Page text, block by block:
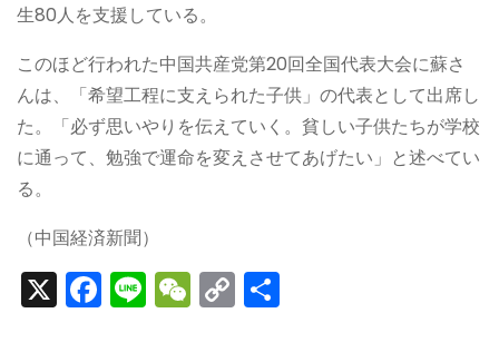
生80人を支援している。
このほど行われた中国共産党第20回全国代表大会に蘇さ
んは、「希望工程に支えられた子供」の代表として出席し
た。「必ず思いやりを伝えていく。貧しい子供たちが学校
に通って、勉強で運命を変えさせてあげたい」と述べてい
る。
（中国経済新聞）
X F
a
Li
n
W
e
C
o